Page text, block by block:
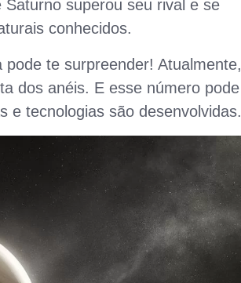
superou seu rival e se
conhecidos.
pode te surpreender! Atualmente,
dos anéis. E esse número pode
e tecnologias são desenvolvidas.